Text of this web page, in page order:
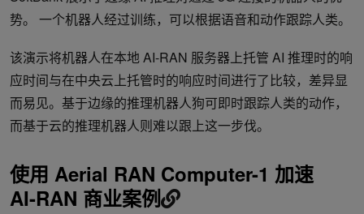
势。 一个机器人经过训练，可以根据语音和动作跟踪人类。
该演示将机器人在本地 AI-RAN 服务器上托管 AI 推理时的响
应时间与在中央云上托管时的响应时间进行了比较，差异显
而易见。基于边缘的推理机器人狗可即时跟踪人类的动作，
而基于云的推理机器人则难以跟上这一步伐。
使用 Aerial RAN Computer-1 加速
AI-RAN 商业案例